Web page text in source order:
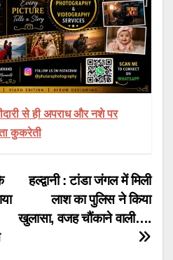
से ही अपराध और नशे पर
कुकरेती
हल्द्वानी : टांडा जंगल में मिली
लाश का पुलिस ने किया
खुलासा, वजह चौंकाने वाली….